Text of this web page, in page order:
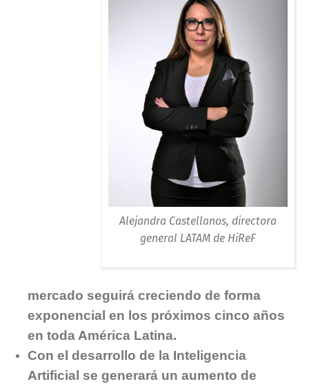
Alejandra Castellanos, directora
general LATAM de HiReF
mercado seguirá creciendo de forma
exponencial en los próximos cinco años
en toda América Latina.
Con el desarrollo de la Inteligencia
Artificial se generará un aumento de